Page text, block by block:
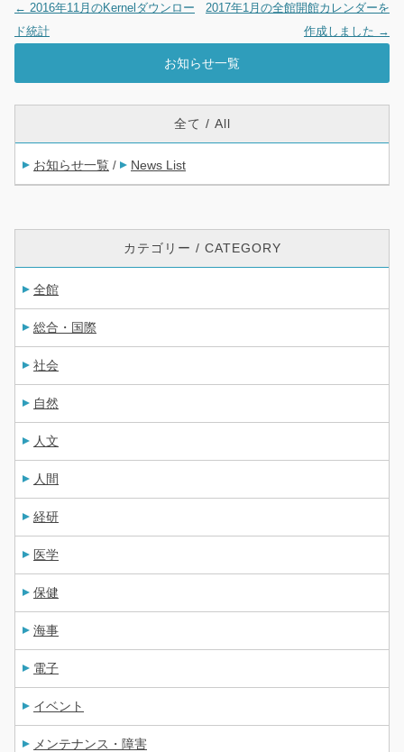
投稿ナビゲーション
← 2016年11月のKernelダウンロー
ド統計
2017年1月の全館開館カレンダーを
作成しました →
お知らせ一覧
全て / All
お知らせ一覧 / News List
カテゴリー / CATEGORY
全館
総合・国際
社会
自然
人文
人間
経研
医学
保健
海事
電子
イベント
メンテナンス・障害